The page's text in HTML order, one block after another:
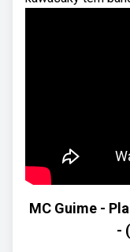
MC Guime -
-